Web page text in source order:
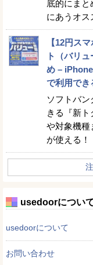
底的にま
にあうオス
【12円ス
ト（バリ
め –
で利用でき
ソフトバ
きる『新
や対象機種
が使える！
usedoorについ
usedoorについて
お問い合わせ